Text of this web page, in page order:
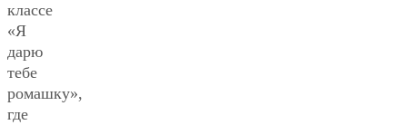
классе
«Я
дарю
тебе
ромашку»,
где